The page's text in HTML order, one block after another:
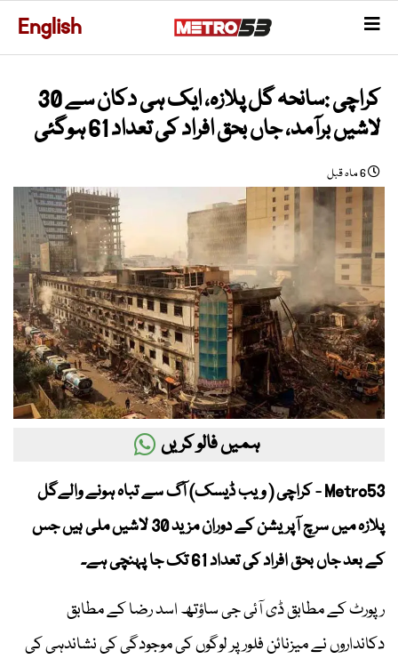
English
کراچی :سانحہ گل پلازہ، ایک ہی دکان سے 30
لاشیں برآمد، جاں بحق افراد کی تعداد 61 ہوگئی
6 ماہ قبل
ہمیں فالو کریں
Metro53 - کراچی ( ویب ڈیسک) آگ سے تباہ ہونے والےگل
پلازہ میں سرچ آپریشن کے دوران مزید 30 لاشیں ملی ہیں جس
کے بعد جاں بحق افراد کی تعداد 61 تک جا پہنچی ہے۔
رپورٹ کے مطابق ڈی آئی جی ساؤتھ اسد رضا کے مطابق
دکانداروں نے میزنائن فلور پر لوگوں کی موجودگی کی نشاندہی کی